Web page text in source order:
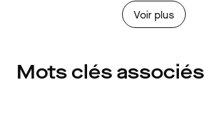
Voir plus
Mots clés associés